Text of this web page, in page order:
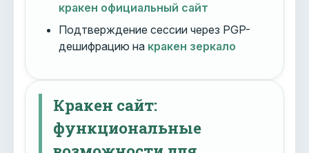
кракен официальный сайт
Подтверждение сессии через PGP-
дешифрацию на кракен зеркало
Кракен сайт:
функциональные